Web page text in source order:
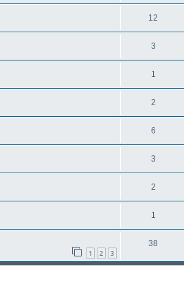
12
3
1
2
6
3
2
1
1 2 3
38